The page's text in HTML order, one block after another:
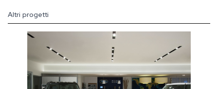
Altri progetti